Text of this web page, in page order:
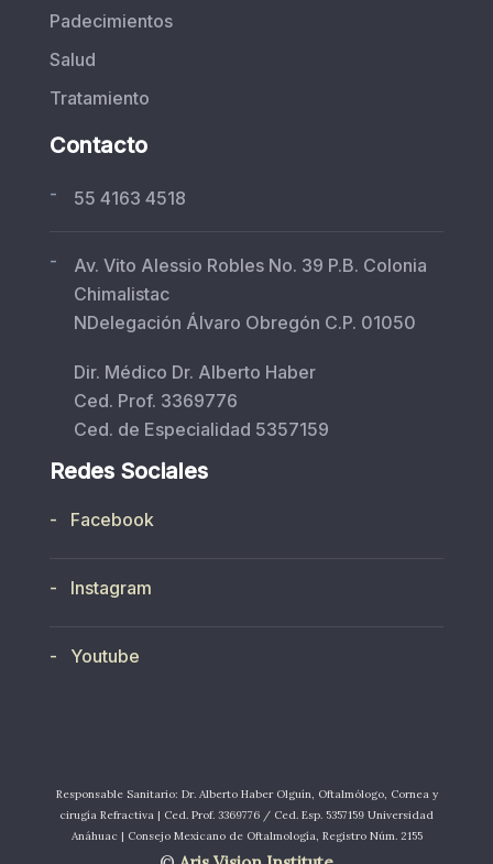
Padecimientos
Salud
Tratamiento
Contacto
- 55 4163 4518
-
Av. Vito Alessio Robles No. 39 P.B. Colonia
Chimalistac
NDelegación Álvaro Obregón C.P. 01050
Dir. Médico Dr. Alberto Haber
Ced. Prof. 3369776
Ced. de Especialidad 5357159
Redes Sociales
- Facebook
- Instagram
- Youtube
Responsable Sanitario: Dr. Alberto Haber Olguín, Oftalmólogo, Cornea y
cirugía Refractiva | Ced. Prof. 3369776 / Ced. Esp. 5357159 Universidad
Anáhuac | Consejo Mexicano de Oftalmología, Registro Núm. 2155